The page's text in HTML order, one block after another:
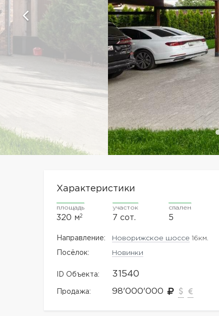
Характеристики
площадь
320 м2
участок
7 сот.
спален
5
Направление: Новорижское шоссе 16км.
Посёлок: Новинки
ID Объекта: 31540
Продажа: 98'000'000